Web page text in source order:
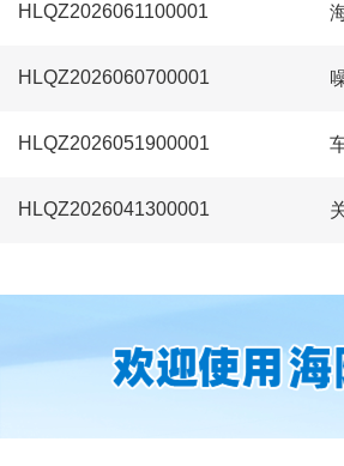
HLQZ2026061100001
HLQZ2026060700001
HLQZ2026051900001
HLQZ2026041300001